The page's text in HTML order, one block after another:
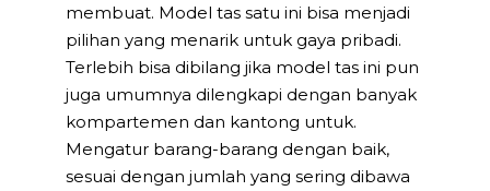
membuat. Model tas satu ini bisa menjadi
pilihan yang menarik untuk gaya pribadi.
Terlebih bisa dibilang jika model tas ini pun
juga umumnya dilengkapi dengan banyak
kompartemen dan kantong untuk.
Mengatur barang-barang dengan baik,
sesuai dengan jumlah yang sering dibawa